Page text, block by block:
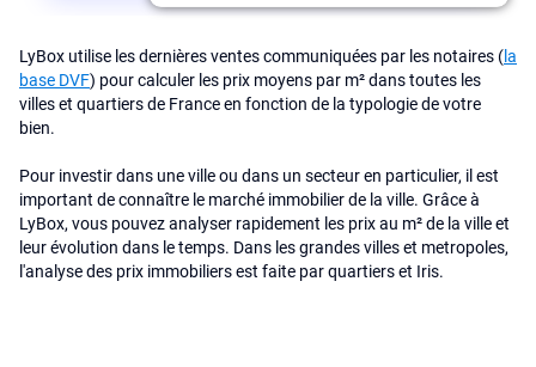
LyBox utilise les dernières ventes communiquées par les notaires (la
base DVF) pour calculer les prix moyens par m² dans toutes les
villes et quartiers de France en fonction de la typologie de votre
bien.
Pour investir dans une ville ou dans un secteur en particulier, il est
important de connaître le marché immobilier de la ville. Grâce à
LyBox, vous pouvez analyser rapidement les prix au m² de la ville et
leur évolution dans le temps. Dans les grandes villes et metropoles,
l'analyse des prix immobiliers est faite par quartiers et Iris.